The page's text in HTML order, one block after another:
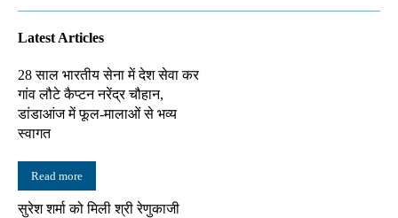
Latest Articles
28 साल भारतीय सेना में देश सेवा कर
गांव लौटे कैप्टन नरेंद्र चौहान,
डांडाआंज में फूल-मालाओं से भव्य
स्वागत
Read more
सुरेश शर्मा को मिली श्री रेणुकाजी